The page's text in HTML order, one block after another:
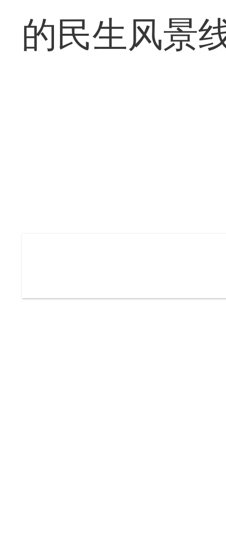
的民生风景